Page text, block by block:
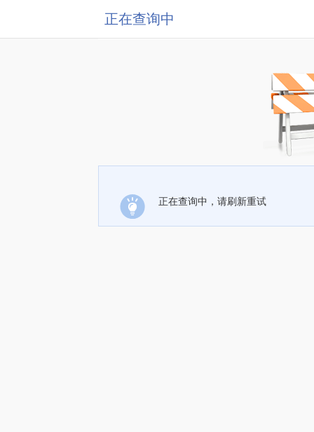
正在查询中
正在查询中，请刷新重试